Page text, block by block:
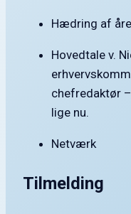
Hædring af
Hovedtale v.
chefredaktør
lige nu.
Netværk
Tilmelding